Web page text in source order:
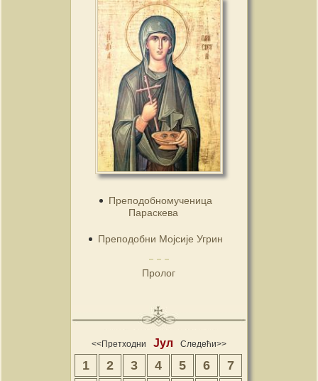
Преподобномученица
Параскева
Преподобни Мојсије Угрин
Пролог
<<Претходни Јул Следећи>>
1 2 3 4 5 6
7